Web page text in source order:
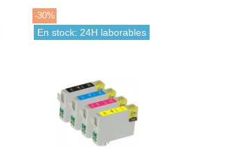
-30%
En stock: 24H laborables